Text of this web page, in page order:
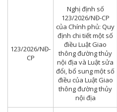
123/2026/NĐ-
CP
Nghị định số
123/2026/NĐ-CP
của Chính phủ: Quy
định chi tiết một số
điều Luật Giao
thông đường thủy
nội địa và Luật sửa
đổi, bổ sung một số
điều của Luật Giao
thông đường thủy
nội địa